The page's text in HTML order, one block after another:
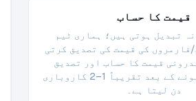
قیمت کا حساب
تبدیل ہوتی ہیں؛ ہماری ٹیم
فارمروں کی قیمت کی تصدیق کرتی
قیمت کا حساب اور تصدیق
استعلام موصول ہونے کے بعد تقریباً 1–2 کاروباری
دن لیتا ہے۔